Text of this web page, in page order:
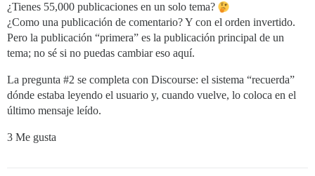
¿Tienes 55,000 publicaciones en un solo tema?
¿Como una publicación de comentario? Y con el orden invertido.
Pero la publicación “primera” es la publicación principal de un
tema; no sé si no puedas cambiar eso aquí.
La pregunta #2 se completa con Discourse: el sistema “recuerda”
dónde estaba leyendo el usuario y, cuando vuelve, lo coloca en el
último mensaje leído.
3 Me gusta